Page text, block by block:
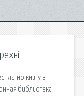
книгу в
библиотека